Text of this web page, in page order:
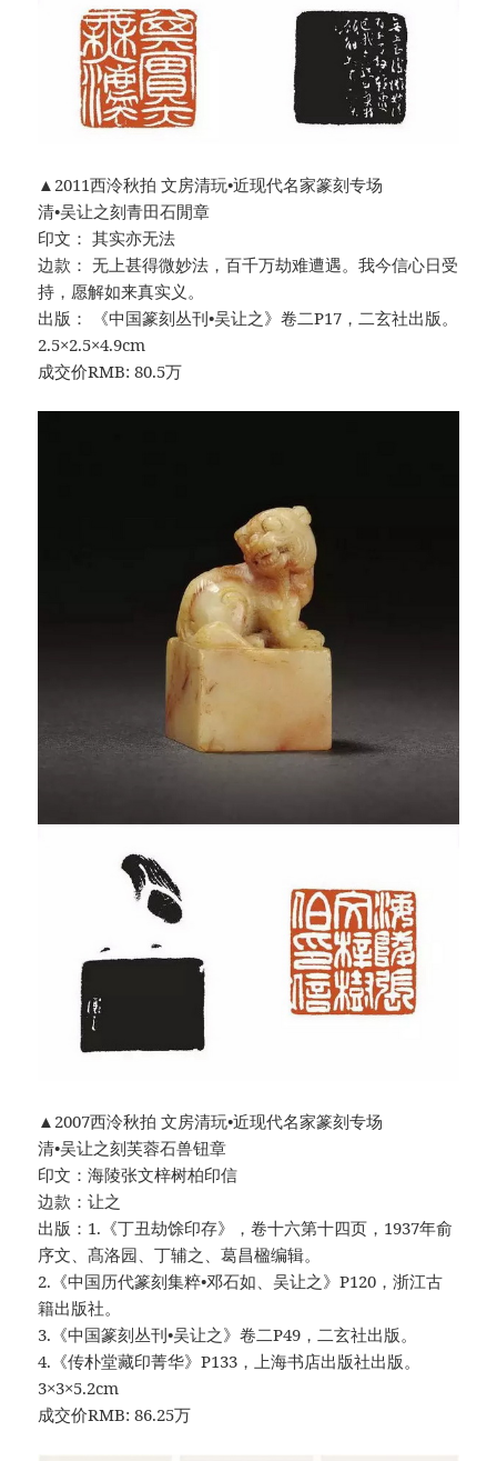
▲2011西泠秋拍 文房清玩•近现代名家篆刻专场
清•吴让之刻青田石閒章
印文： 其实亦无法
边款： 无上甚得微妙法，百千万劫难遭遇。我今信心日受
持，愿解如来真实义。
出版： 《中国篆刻丛刊•吴让之》卷二P17，二玄社出版。
2.5×2.5×4.9cm
成交价RMB: 80.5万
▲2007西泠秋拍 文房清玩•近现代名家篆刻专场
清•吴让之刻芙蓉石兽钮章
印文：海陵张文梓树柏印信
边款：让之
出版：1.《丁丑劫馀印存》，卷十六第十四页，1937年俞
序文、髙洛园、丁辅之、葛昌楹编辑。
2.《中国历代篆刻集粹•邓石如、吴让之》P120，浙江古
籍出版社。
3.《中国篆刻丛刊•吴让之》卷二P49，二玄社出版。
4.《传朴堂藏印菁华》P133，上海书店出版社出版。
3×3×5.2cm
成交价RMB: 86.25万